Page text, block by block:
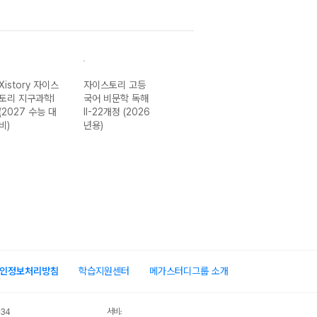
자이스
리 지구과학I
(2027 수능 대
비)
자이스토리 고등
국어 비문학 독해
II-22개정 (2026
년용)
정보처리방침 학습지원센터 메가스터디그룹 소개
서비스 가입사실 확인